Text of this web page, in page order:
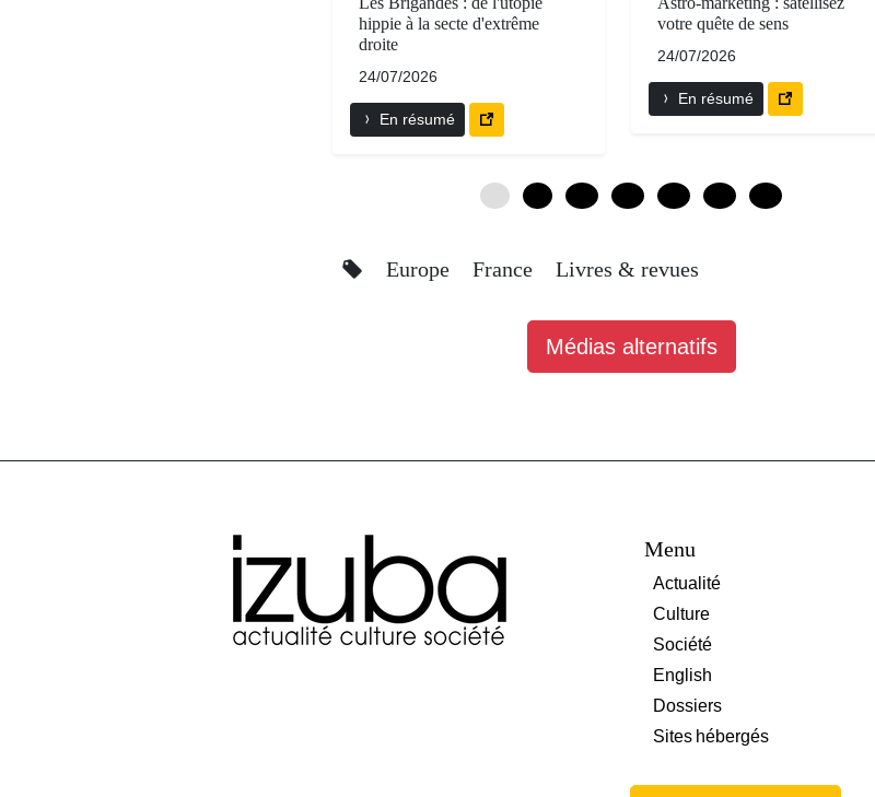
hippie à la secte d'extrême
droite
24/07/2026
En résumé
votre quête de sens
24/07/2026
En résumé
Europe France Livres & revues
Médias alternatifs
Menu
Actualité
Culture
Société
English
Dossiers
Sites hébergés